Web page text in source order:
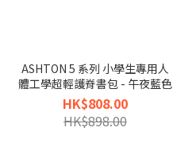
ASHTON 5 系列 小學生專用人
體工學超輕護脊書包 - 午夜藍色
HK$808.00
HK$898.00